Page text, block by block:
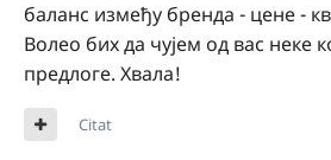
баланс између бренда - цене -
Волео бих да чујем од вас неке
предлоге. Хвала!
Citat